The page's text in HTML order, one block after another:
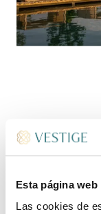
Esta página
Las cookies de